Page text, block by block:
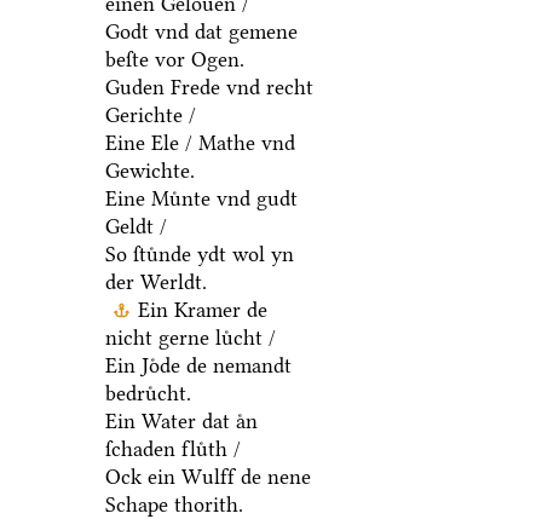
Godt vnd dat gemene
beſte vor Ogen.
Guden Frede vnd recht
Gerichte /
Eine Ele / Mathe vnd
Gewichte.
Eine Muͤnte vnd gudt
Geldt /
So ſtuͤnde ydt wol yn
der Werldt.
Ein Kramer de
nicht gerne luͤcht /
Ein Joͤde de nemandt
bedruͤcht.
Ein Water dat aͤn
ſchaden fluͤth /
Ock ein Wulff de nene
Schape thorith.